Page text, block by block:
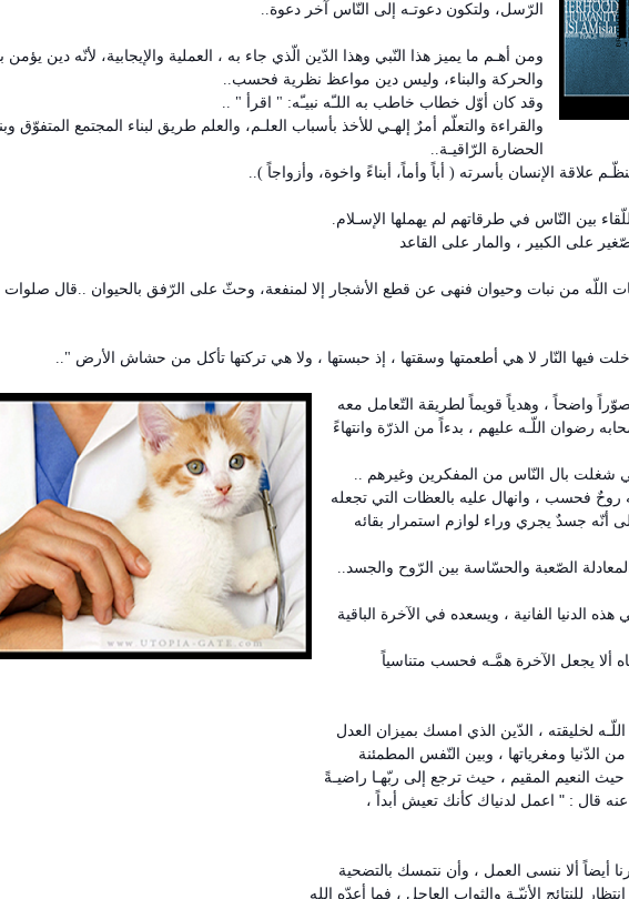
الرّسل، ولتكون دعوتـه إلى النّاس آخر دعوة..
ومن أهـم ما يميز هذا النّبي وهذا الدّين الّذي جاء به ، العملية والإيجابية، لأنّه دين يؤمن
والحركة والبناء، وليس دين مواعظ نظرية فحسب..
وقد كان أوّل خطاب خاطب به اللـّه نبيـّه: " اقرأ " ..
والقراءة والتعلّم أمرٌ إلهـي للأخذ بأسباب العلـم، والعلم طريق لبناء المجتمع المتفوّق
الحضارة الرّاقيـة..
علاقة الإنسان بأسرته ( أباً وأماً، أبناءً واخوة، وأزواجاً )..
بين النّاس في طرقاتهم لم يهملها الإسـلام.
على الكبير ، والمار على القاعد
اللّه من نبات وحيوان فنهى عن قطع الأشجار إلا لمنفعة، وحثّ على الرّفق بالحيوان ..قال صلوات
فيها النّار لا هي أطعمتها وسقتها ، إذ حبستها ، ولا هي تركتها تأكل من حشاش الأرض "..
واضحاً ، وهدياً قويماً لطريقة التّعامل معه
رضوان اللّـه عليهم ، بدءاً من الذرّة وانتهاءً
شغلت بال النّاس من المفكرين وغيرهم ..
روحٌ فحسب ، وانهال عليه بالعظات التي تجعله
أنّه جسدٌ يجري وراء لوازم استمرار بقائه
الصّعبة والحسّاسة بين الرّوح والجسد..
الدنيا الفانية ، ويسعده في الآخرة الباقية
ألا يجعل الآخرة همَّـه فحسب متناسياً
لخليقته ، الدّين الذي امسك بميزان العدل
الدّنيا ومغرياتها ، وبين النّفس المطمئنة
النعيم المقيم ، حيث ترجع إلى ربّهـا راضيـةً
قال : " اعمل لدنياك كأنك تعيش أبداً ،
أيضاً ألا ننسى العمل ، وأن نتمسك بالتضحية
للنتائج الأنيّـة والثواب العاجل ، فما أعدّه الله